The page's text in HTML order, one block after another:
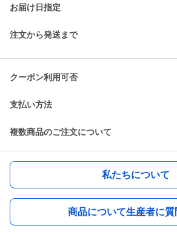
お届け日指定
注文から発送まで
クーポン利用可否
支払い方法
複数商品のご注文について
私たちについて
商品について生産者に質